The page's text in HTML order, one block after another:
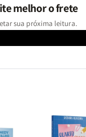
melhor o frete
sua próxima leitura.